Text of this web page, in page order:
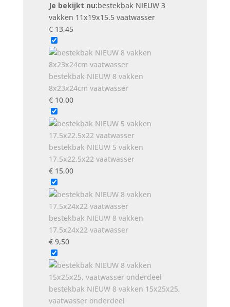
Je bekijkt nu:bestekbak NIEUW 3
vakken 11x19x15.5 vaatwasser
€13,45
bestekbak NIEUW 8 vakken
8x23x24cm vaatwasser
€10,00
bestekbak NIEUW 5 vakken
17.5x22.5x22 vaatwasser
€15,00
bestekbak NIEUW 8 vakken
17.5x24x22 vaatwasser
€9,50
bestekbak NIEUW 8 vakken 15x25x25,
vaatwasser onderdeel